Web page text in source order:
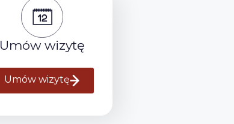
Umów wizytę
Umów wizytę